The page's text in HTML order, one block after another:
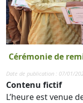
Cérémonie de
Date de publication : 07/01/
Contenu fictif
L’heure est venue